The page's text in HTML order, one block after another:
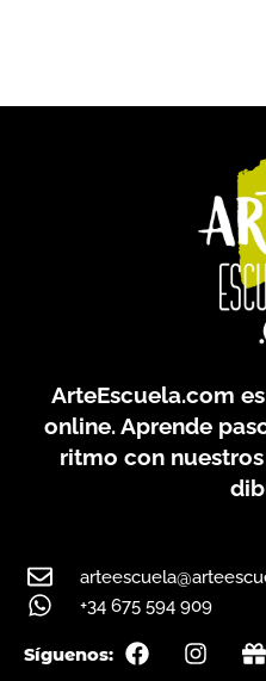
ArteEscuela.com
online. Aprende
ritmo con
+34 675 594 909
Síguenos:
F
a
I
n
G
i